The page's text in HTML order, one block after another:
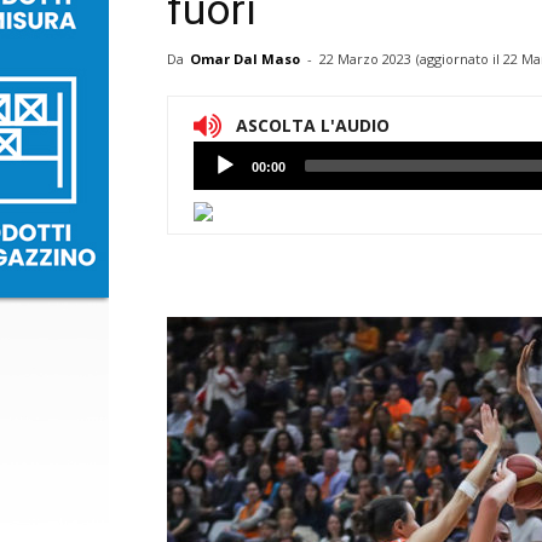
fuori
Da Omar Dal Maso - 22 Marzo 2023 (aggiornato il 22
ASCOLTA L'AUDIO
Lettore
Audio
00:00